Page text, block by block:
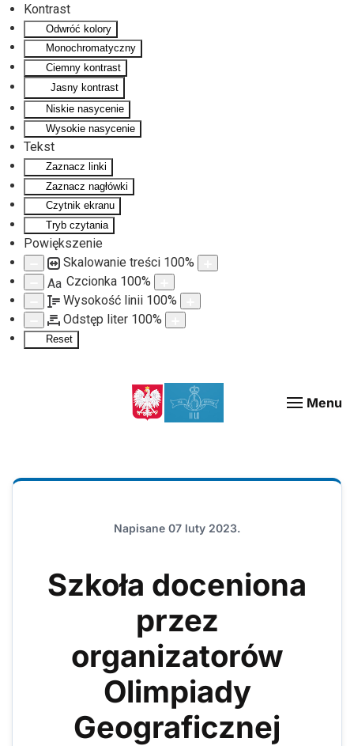
Kontrast
Odwróć kolory
Monochromatyczny
Ciemny kontrast
Jasny kontrast
Niskie nasycenie
Wysokie nasycenie
Tekst
Zaznacz linki
Zaznacz nagłówki
Czytnik ekranu
Tryb czytania
Powiększenie
Skalowanie treści 100%
Aa Czcionka 100%
Wysokość linii 100%
Odstęp liter 100%
Reset
Menu
Napisane 07 luty 2023.
Szkoła doceniona
przez
organizatorów
Olimpiady
Geograficznej